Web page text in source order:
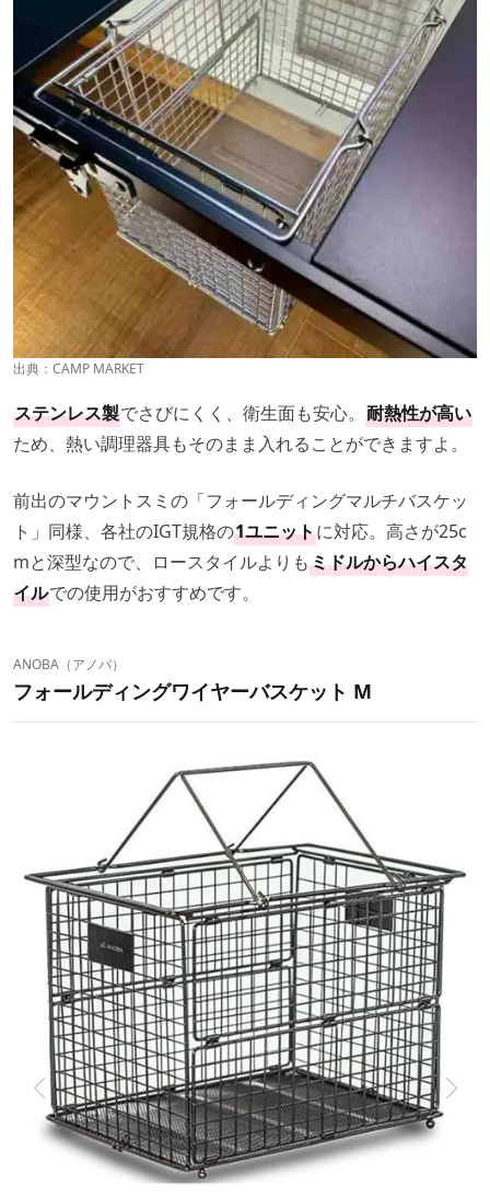
出典： CAMP MARKET
ステンレス製でさびにくく、衛生面も安心。 耐熱性が高い
ため、熱い調理器具もそのまま入れることができますよ。
前出のマウントスミの「フォールディングマルチバスケッ
ト」同様、各社のIGT規格の1ユニットに対応。高さが25c
mと深型なので、ロースタイルよりもミドルからハイスタ
イルでの使用がおすすめです。
ANOBA（アノバ）
フォールディングワイヤーバスケット M